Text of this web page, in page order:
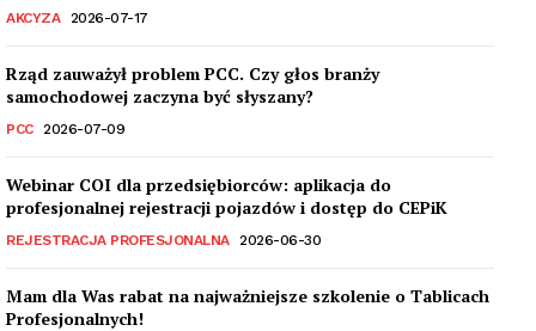
AKCYZA 2026-07-17
Rząd zauważył problem PCC. Czy głos branży
samochodowej zaczyna być słyszany?
PCC 2026-07-09
Webinar COI dla przedsiębiorców: aplikacja do
profesjonalnej rejestracji pojazdów i dostęp do CEPiK
REJESTRACJA PROFESJONALNA 2026-06-30
Mam dla Was rabat na najważniejsze szkolenie o Tablicach
Profesjonalnych!